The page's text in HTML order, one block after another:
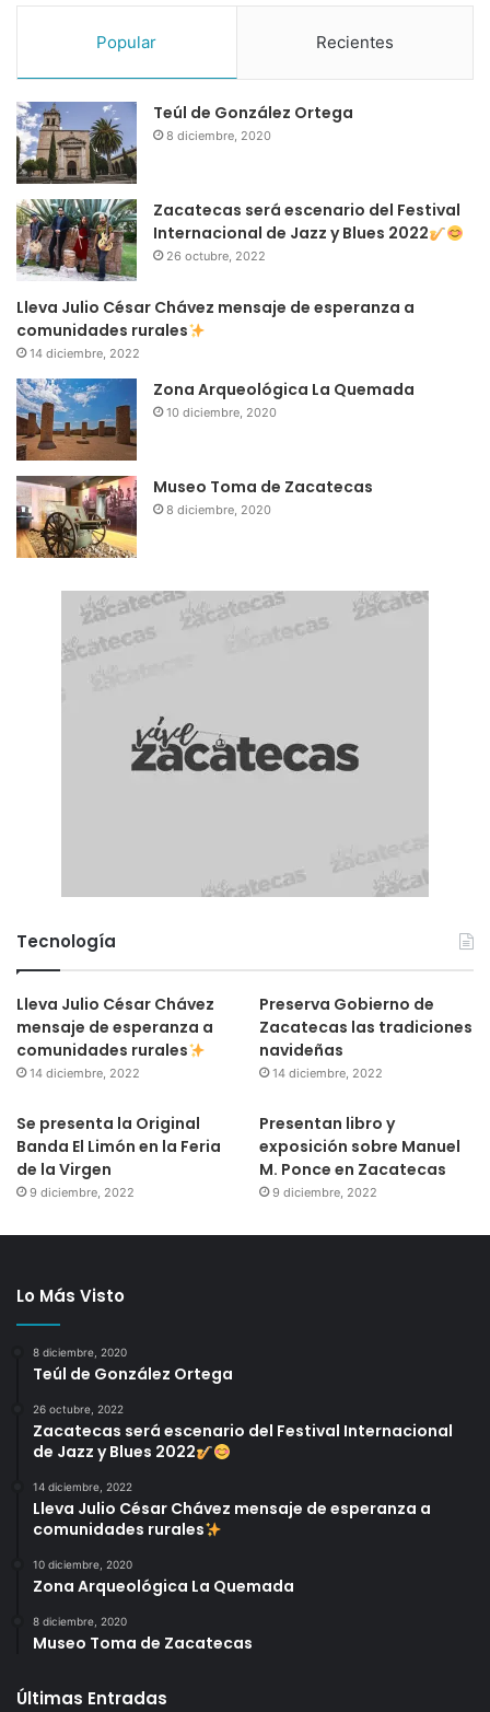
Popular Recientes
Teúl de González Ortega
8 diciembre, 2020
Zacatecas será escenario del Festival
Internacional de Jazz y Blues 2022
26 octubre, 2022
Lleva Julio César Chávez mensaje de esperanza a
comunidades rurales
14 diciembre, 2022
Zona Arqueológica La Quemada
10 diciembre, 2020
Museo Toma de Zacatecas
8 diciembre, 2020
Tecnología
Lleva Julio César Chávez
mensaje de esperanza a
comunidades rurales
14 diciembre, 2022
Preserva Gobierno de
Zacatecas las tradiciones
navideñas
14 diciembre, 2022
Se presenta la Original
Banda El Limón en la Feria
de la Virgen
9 diciembre, 2022
Presentan libro y
exposición sobre Manuel
M. Ponce en Zacatecas
9 diciembre, 2022
Lo Más Visto
8 diciembre, 2020
Teúl de González Ortega
26 octubre, 2022
Zacatecas será escenario del Festival Internacional
de Jazz y Blues 2022
14 diciembre, 2022
Lleva Julio César Chávez mensaje de esperanza a
comunidades rurales
10 diciembre, 2020
Zona Arqueológica La Quemada
8 diciembre, 2020
Museo Toma de Zacatecas
Últimas Entradas